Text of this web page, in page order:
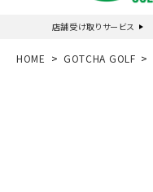
店舗受け取りサービス
新規会員登録｜ログイン
HOME GOTCHA GOLF